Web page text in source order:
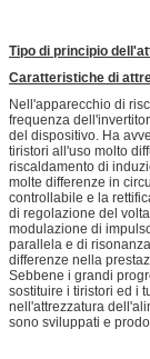
Tipo di principio
Caratteristiche di
Nell'apparecchio di
frequenza
del dispositivo. Ha
tiristori all'uso molto
riscaldamento di
molte differenze in
controllabile e la
di regolazione del
modulazione di
parallela e di
differenze nella
Sebbene i grandi
sostituire i tiristori ed i
nell'attrezzatura
sono sviluppati e